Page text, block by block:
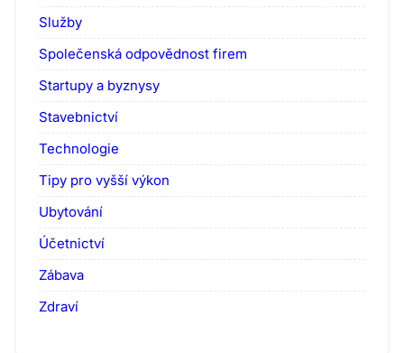
Služby
Společenská odpovědnost firem
Startupy a byznysy
Stavebnictví
Technologie
Tipy pro vyšší výkon
Ubytování
Účetnictví
Zábava
Zdraví